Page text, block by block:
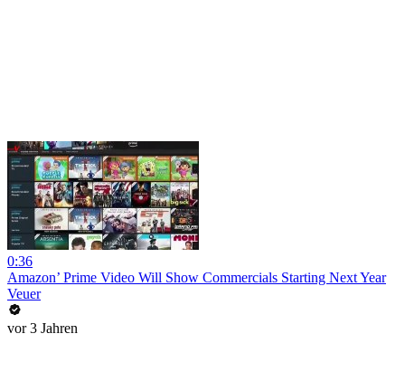
0:36
Amazon’ Prime Video Will Show Commercials Starting Next Year
Veuer
vor 3 Jahren